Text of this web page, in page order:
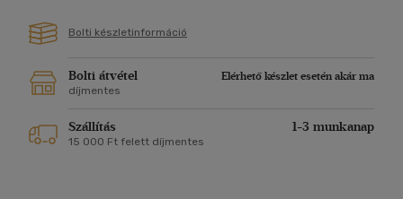
Bolti készletinformáció
Bolti átvétel
Elérhető készlet esetén akár ma
díjmentes
Szállítás 1-3 munkanap
15 000 Ft felett díjmentes